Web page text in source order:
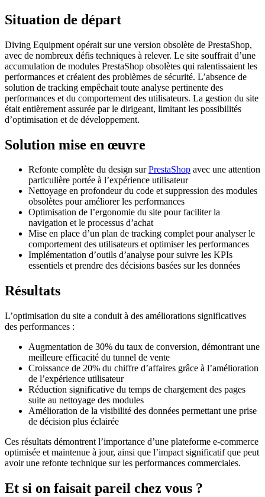
Situation de départ
Diving Equipment opérait sur une version obsolète de PrestaShop,
avec de nombreux défis techniques à relever. Le site souffrait d’une
accumulation de modules PrestaShop obsolètes qui ralentissaient les
performances et créaient des problèmes de sécurité. L’absence de
solution de tracking empêchait toute analyse pertinente des
performances et du comportement des utilisateurs. La gestion du site
était entièrement assurée par le dirigeant, limitant les possibilités
d’optimisation et de développement.
Solution mise en œuvre
Refonte complète du design surPrestaShop avec une attention
particulière portée à l’expérience utilisateur
Nettoyage en profondeur du code et suppression des modules
obsolètes pour améliorer les performances
Optimisation de l’ergonomie du site pour faciliter la
navigation et le processus d’achat
Mise en place d’un plan de tracking complet pour analyser le
comportement des utilisateurs et optimiser les performances
Implémentation d’outils d’analyse pour suivre les KPIs
essentiels et prendre des décisions basées sur les données
Résultats
L’optimisation du site a conduit à des améliorations significatives
des performances :
Augmentation de 30% du taux de conversion, démontrant une
meilleure efficacité du tunnel de vente
Croissance de 20% du chiffre d’affaires grâce à l’amélioration
de l’expérience utilisateur
Réduction significative du temps de chargement des pages
suite au nettoyage des modules
Amélioration de la visibilité des données permettant une prise
de décision plus éclairée
Ces résultats démontrent l’importance d’une plateforme e-commerce
optimisée et maintenue à jour, ainsi que l’impact significatif que peut
avoir une refonte technique sur les performances commerciales.
Et si on faisait pareil chez vous ?